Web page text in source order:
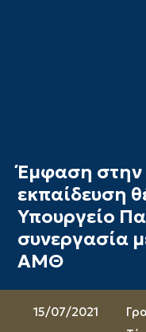
Έμφαση στην
εκπαίδευση
Υπουργείο
συνεργασία
ΑΜΘ
15/07/2021